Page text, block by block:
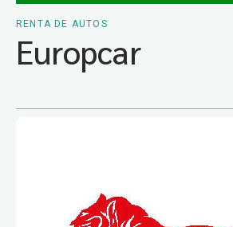
RENTA DE AUTOS
Europcar